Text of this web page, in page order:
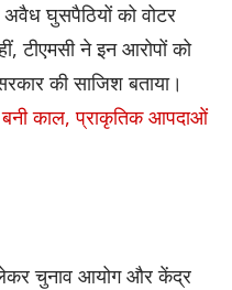
घुसपैठियों को वोटर
टीएमसी ने इन आरोपों को
की साजिश बताया।
काल, प्राकृतिक आपदाओं
लेकर चुनाव आयोग और केंद्र